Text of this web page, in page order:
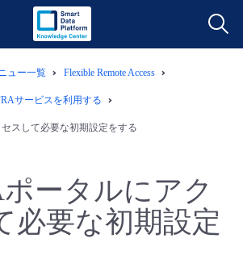
ーバー
ーター
ュー一覧 Flexible Remote Access
サービスを利用する
スして必要な初期設定をする
ータルにアク
必要な初期設定